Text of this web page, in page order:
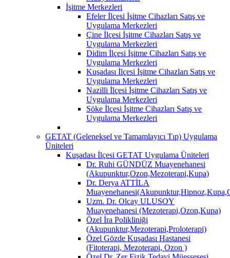
İşitme Merkezleri
Efeler İlçesi İşitme Cihazları Satış ve
Uygulama Merkezleri
Çine İlçesi İşitme Cihazları Satış ve
Uygulama Merkezleri
Didim İlçesi İşitme Cihazları Satış ve
Uygulama Merkezleri
Kuşadası İlçesi İşitme Cihazları Satış ve
Uygulama Merkezleri
Nazilli İlçesi İşitme Cihazları Satış ve
Uygulama Merkezleri
Söke İlçesi İşitme Cihazları Satış ve
Uygulama Merkezleri
GETAT (Geleneksel ve Tamamlayıcı Tıp) Uygulama
Üniteleri
Kuşadası İlçesi GETAT Uygulama Üniteleri
Dr. Ruhi GÜNDÜZ Muayenehanesi
(Akupunktur,Ozon,Mezoterapi,Kupa)
Dr. Derya ATTİLA
Uzm. Dr. Olcay ULUSOY
Muayenehanesi (Mezoterapi,Ozon,Kupa)
Özel İra Polikliniği
(Akupunktur,Mezoterapi,Proloterapi)
Özel Gözde Kuşadası Hastanesi
(Fitoterapi, Mezoterapi, Ozon )